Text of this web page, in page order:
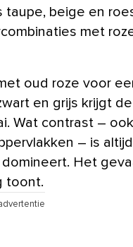
taupe, beige en
met
oud roze voor
en grijs krijgt
Wat contrast –
– is altijd
Het
toont.